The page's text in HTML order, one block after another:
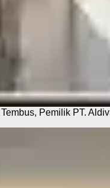
Pemilik PT.